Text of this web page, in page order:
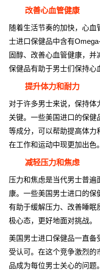
改善心血管健康
随着生活节奏的加快，心
士进口保健品中含有
固醇、改善心血管健康，
保健品有助于男士们保持心
提升体力和耐力
对于许多男士来说，保持体
关键。一些美国进口的保
等成分，可以帮助提高体力
在工作和运动中现更加出色。
减轻压力和焦虑
压力和焦虑是当代男士普
康。一些美国男士进口的保
有助于缓解压力、改善睡眠
极心态，更好地面对挑战。
美国男士进口保健品一直备
受认可。在这个竞争激烈
品成为每位男士关心的问